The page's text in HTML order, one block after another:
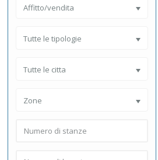
Affitto/vendita
Tutte le tipologie
Tutte le citta
Zone